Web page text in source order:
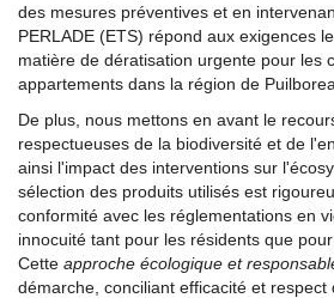
des mesures préventives et en
PERLADE (ETS) répond aux exigences
matière de dératisation urgente pour les
appartements dans la région de
De plus, nous mettons en avant le
respectueuses de la biodiversité et de
ainsi l'impact des interventions sur
sélection des produits utilisés est
conformité avec les réglementations en
innocuité tant pour les résidents que
Cette approche écologique et
démarche, conciliant efficacité et respect